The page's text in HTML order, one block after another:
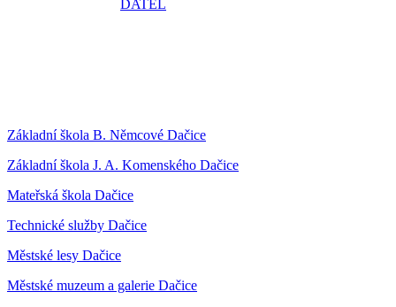
Základní škola B. Němcové Dačice
Základní škola J. A. Komenského Dačice
Mateřská škola Dačice
Technické služby Dačice
Městské lesy Dačice
Městské muzeum a galerie Dačice